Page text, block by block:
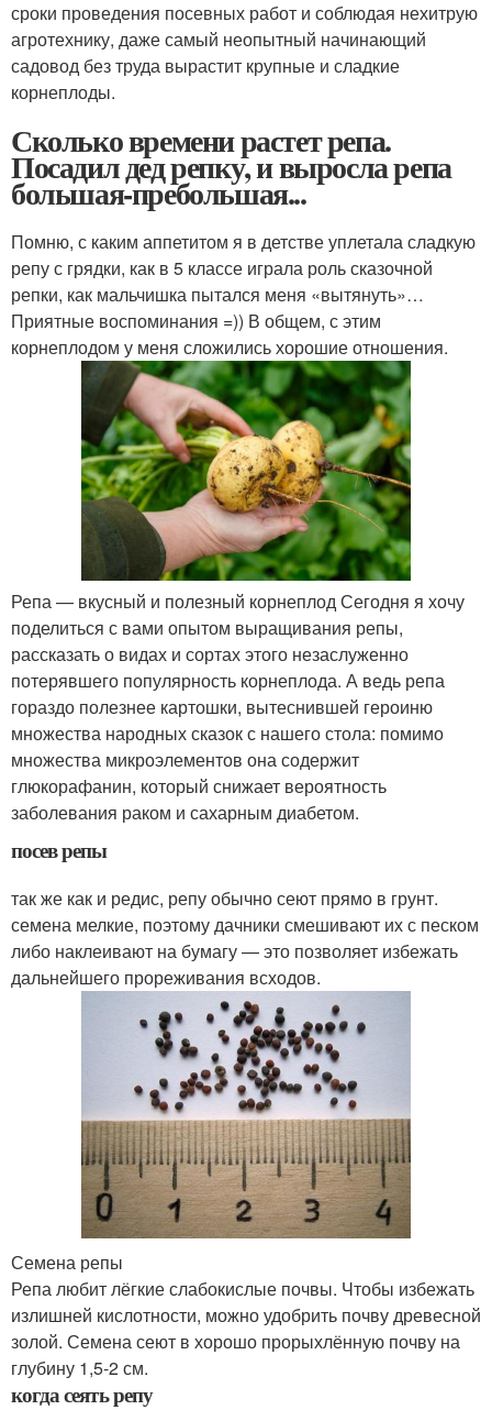
сроки проведения посевных работ и соблюдая нехитрую
агротехнику, даже самый неопытный начинающий
садовод без труда вырастит крупные и сладкие
корнеплоды.
Сколько времени растет репа.
Посадил дед репку, и выросла репа
большая-пребольшая...
Помню, с каким аппетитом я в детстве уплетала сладкую
репу с грядки, как в 5 классе играла роль сказочной
репки, как мальчишка пытался меня «вытянуть»…
Приятные воспоминания =)) В общем, с этим
корнеплодом у меня сложились хорошие отношения.
Репа — вкусный и полезный корнеплод Сегодня я хочу
поделиться с вами опытом выращивания репы,
рассказать о видах и сортах этого незаслуженно
потерявшего популярность корнеплода. А ведь репа
гораздо полезнее картошки, вытеснившей героиню
множества народных сказок с нашего стола: помимо
множества микроэлементов она содержит
глюкорафанин, который снижает вероятность
заболевания раком и сахарным диабетом.
посев репы
так же как и редис, репу обычно сеют прямо в грунт.
семена мелкие, поэтому дачники смешивают их с песком
либо наклеивают на бумагу — это позволяет избежать
дальнейшего прореживания всходов.
Семена репы
Репа любит лёгкие слабокислые почвы. Чтобы избежать
излишней кислотности, можно удобрить почву древесной
золой. Семена сеют в хорошо прорыхлённую почву на
глубину 1,5-2 см.
когда сеять репу